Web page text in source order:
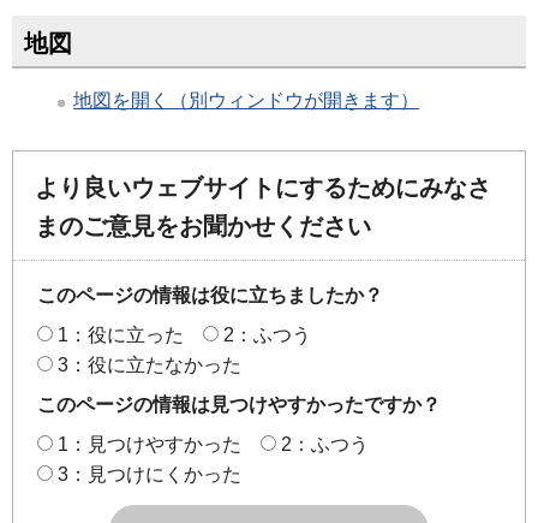
地図
地図を開く（別ウィンドウが開きます）
より良いウェブサイトにするためにみなさ
まのご意見をお聞かせください
このページの情報は役に立ちましたか？
1：役に立った
2：ふつう
3：役に立たなかった
このページの情報は見つけやすかったですか？
1：見つけやすかった
2：ふつう
3：見つけにくかった